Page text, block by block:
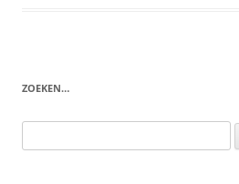
ZOEKEN…
for: